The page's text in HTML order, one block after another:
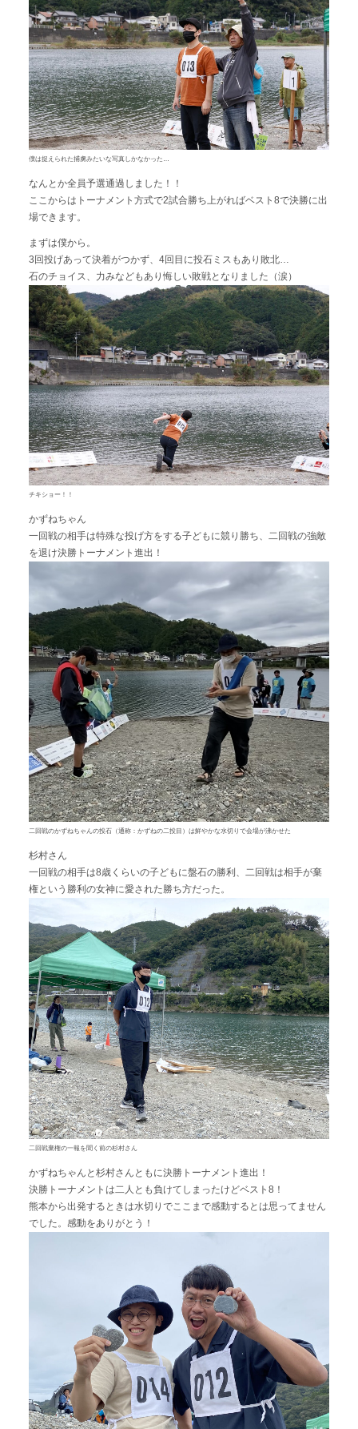
僕は捉えられた捕虜みたいな写真しかなかった…
なんとか全員予選通過しました！！
ここからはトーナメント方式で2試合勝ち上がればベスト8で決勝に出
場できます。
まずは僕から。
3回投げあって決着がつかず、4回目に投石ミスもあり敗北…
石のチョイス、力みなどもあり悔しい敗戦となりました（涙）
チキショー！！
かずねちゃん
一回戦の相手は特殊な投げ方をする子どもに競り勝ち、二回戦の強敵
を退け決勝トーナメント進出！
二回戦のかずねちゃんの投石（通称：かずねの二投目）は鮮やかな水切りで会場が沸かせた
杉村さん
一回戦の相手は8歳くらいの子どもに盤石の勝利、二回戦は相手が棄
権という勝利の女神に愛された勝ち方だった。
二回戦棄権の一報を聞く前の杉村さん
かずねちゃんと杉村さんともに決勝トーナメント進出！
決勝トーナメントは二人とも負けてしまったけどベスト8！
熊本から出発するときは水切りでここまで感動するとは思ってません
でした。感動をありがとう！